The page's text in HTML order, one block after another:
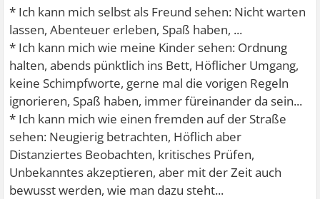
* Ich kann mich selbst als Freund sehen: Nicht warten
lassen, Abenteuer erleben, Spaß haben, ...
* Ich kann mich wie meine Kinder sehen: Ordnung
halten, abends pünktlich ins Bett, Höflicher Umgang,
keine Schimpfworte, gerne mal die vorigen Regeln
ignorieren, Spaß haben, immer füreinander da sein...
* Ich kann mich wie einen fremden auf der Straße
sehen: Neugierig betrachten, Höflich aber
Distanziertes Beobachten, kritisches Prüfen,
Unbekanntes akzeptieren, aber mit der Zeit auch
bewusst werden, wie man dazu steht...